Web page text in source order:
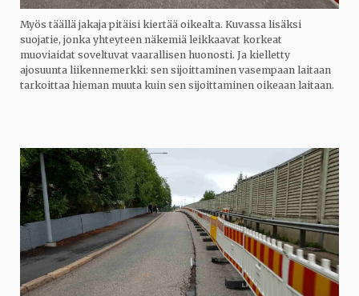
Myös täällä jakaja pitäisi kiertää oikealta. Kuvassa lisäksi
suojatie, jonka yhteyteen näkemiä leikkaavat korkeat
muoviaidat soveltuvat vaarallisen huonosti. Ja kielletty
ajosuunta liikennemerkki: sen sijoittaminen vasempaan laitaan
tarkoittaa hieman muuta kuin sen sijoittaminen oikeaan laitaan.